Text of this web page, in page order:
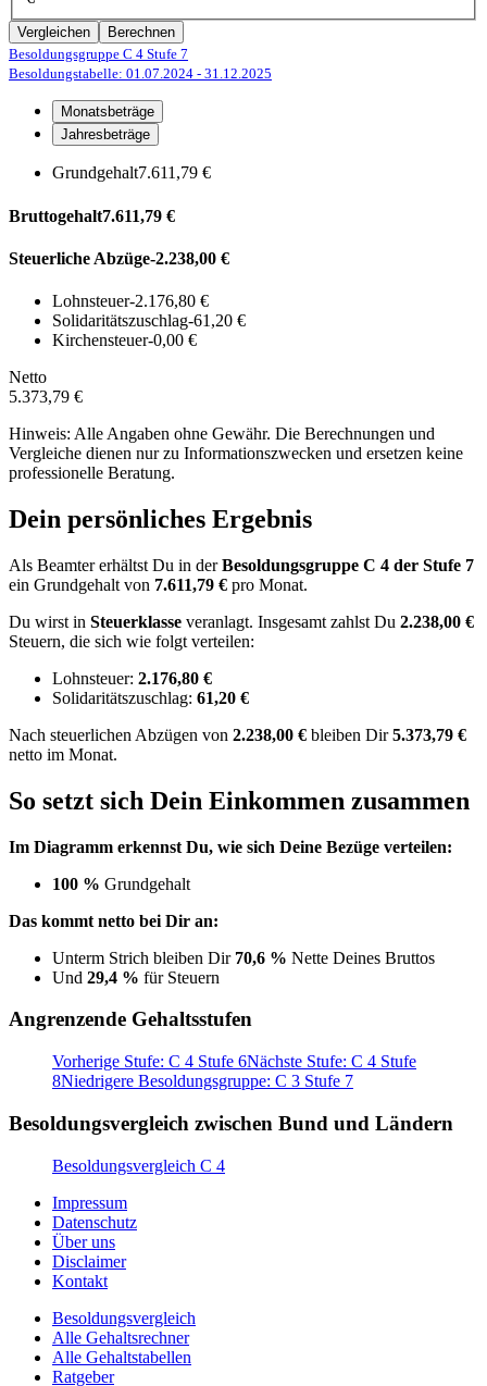
Vergleichen
Berechnen
Besoldungsgruppe C 4 Stufe 7
Besoldungstabelle: 01.07.2024 - 31.12.2025
Monatsbeträge
Jahresbeträge
Grundgehalt7.611,79 €
Bruttogehalt7.611,79 €
Steuerliche Abzüge-2.238,00 €
Lohnsteuer-2.176,80 €
Solidaritätszuschlag-61,20 €
Kirchensteuer-0,00 €
Netto
5.373,79 €
Hinweis: Alle Angaben ohne Gewähr. Die Berechnungen und
Vergleiche dienen nur zu Informationszwecken und ersetzen keine
professionelle Beratung.
Dein persönliches Ergebnis
Als Beamter erhältst Du in derBesoldungsgruppe C 4 der Stufe 7
ein Grundgehalt von 7.611,79 € pro Monat.
Du wirst in Steuerklasse veranlagt. Insgesamt zahlst Du 2.238,00 €
Steuern, die sich wie folgt verteilen:
Lohnsteuer: 2.176,80 €
Solidaritätszuschlag: 61,20 €
Nach steuerlichen Abzügen von 2.238,00 € bleiben Dir5.373,79 €
netto im Monat.
So setzt sich Dein Einkommen zusammen
Im Diagramm erkennst Du, wie sich Deine Bezüge verteilen:
100 % Grundgehalt
Das kommt netto bei Dir an:
Unterm Strich bleiben Dir 70,6 % Nette Deines Bruttos
Und 29,4 % für Steuern
Angrenzende Gehaltsstufen
Vorherige Stufe: C 4 Stufe 6Nächste Stufe: C 4 Stufe
8Niedrigere Besoldungsgruppe: C 3 Stufe 7
Besoldungsvergleich zwischen Bund und Ländern
Besoldungsvergleich C 4
Impressum
Datenschutz
Über uns
Disclaimer
Kontakt
Besoldungsvergleich
Alle Gehaltsrechner
Alle Gehaltstabellen
Ratgeber